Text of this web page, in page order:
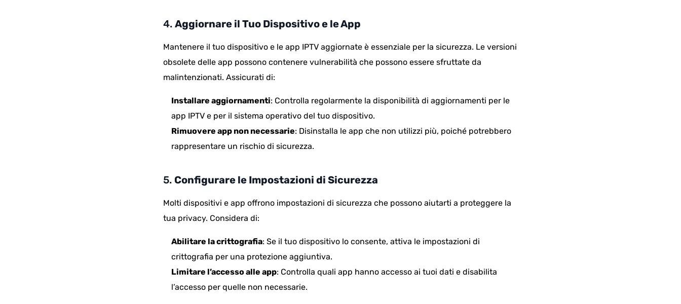
4. Aggiornare il Tuo Dispositivo e le App
Mantenere il tuo dispositivo e le app IPTV aggiornate è essenziale per la sicurezza. Le versioni
obsolete delle app possono contenere vulnerabilità che possono essere sfruttate da
malintenzionati. Assicurati di:
Installare aggiornamenti: Controlla regolarmente la disponibilità di aggiornamenti per le
app IPTV e per il sistema operativo del tuo dispositivo.
Rimuovere app non necessarie: Disinstalla le app che non utilizzi più, poiché potrebbero
rappresentare un rischio di sicurezza.
5. Configurare le Impostazioni di Sicurezza
Molti dispositivi e app offrono impostazioni di sicurezza che possono aiutarti a proteggere la
tua privacy. Considera di:
Abilitare la crittografia: Se il tuo dispositivo lo consente, attiva le impostazioni di
crittografia per una protezione aggiuntiva.
Limitare l’accesso alle app: Controlla quali app hanno accesso ai tuoi dati e disabilita
l’accesso per quelle non necessarie.